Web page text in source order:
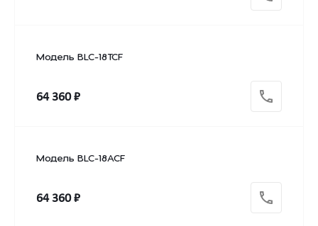
Модель BLC-18TCF
64 360 ₽
Модель BLC-18ACF
64 360 ₽